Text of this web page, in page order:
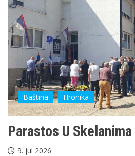
Baština Hronika
Parastos U Skelanima
9. jul 2026.